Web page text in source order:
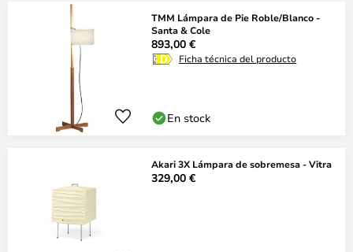
TMM Lámpara de Pie Roble/Blanco -
Santa & Cole
893,00 €
Ficha técnica del producto
En stock
Akari 3X Lámpara de sobremesa - Vitra
329,00 €